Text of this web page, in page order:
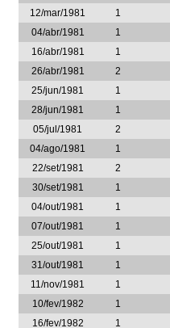
12/mar/1981
1
04/abr/1981
1
16/abr/1981
1
26/abr/1981
2
25/jun/1981
1
28/jun/1981
1
05/jul/1981
2
04/ago/1981
1
22/set/1981
2
30/set/1981
1
04/out/1981
1
07/out/1981
1
25/out/1981
1
31/out/1981
1
11/nov/1981
1
10/fev/1982
1
16/fev/1982
1